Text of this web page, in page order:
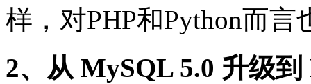
样，对PHP和Python而言
2、从 MySQL 5.0 升级